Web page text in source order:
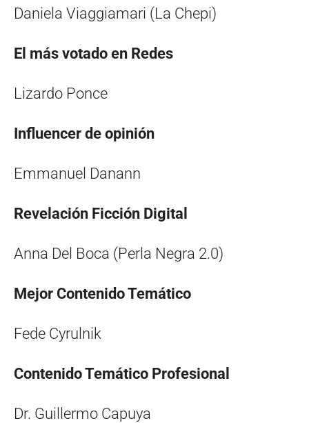
Daniela Viaggiamari (La Chepi)
El más votado en Redes
Lizardo Ponce
Influencer de opinión
Emmanuel Danann
Revelación Ficción Digital
Anna Del Boca (Perla Negra 2.0)
Mejor Contenido Temático
Fede Cyrulnik
Contenido Temático Profesional
Dr. Guillermo Capuya